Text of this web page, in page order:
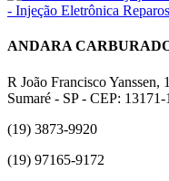
ANDARA
R João Francisco Yanssen,
Sumaré - SP - CEP: 13171-
(19) 3873-9920
(19) 97165-9172